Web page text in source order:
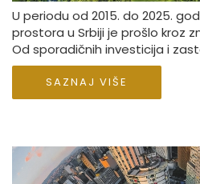
U periodu od 2015. do 2025.
prostora u Srbiji je prošlo kroz
Od sporadičnih investicija i
SAZNAJ VIŠE